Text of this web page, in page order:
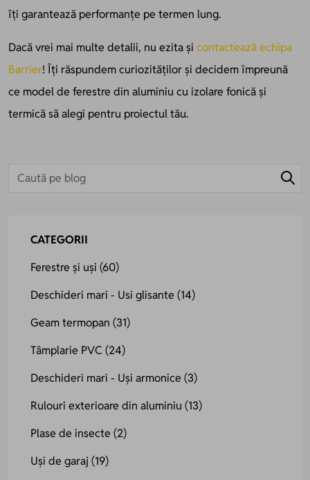
îți garantează performanțe pe termen lung.
Dacă vrei mai multe detalii, nu ezita și contactează echipa
Barrier! Îți răspundem curiozităților și decidem împreună
ce model de ferestre din aluminiu cu izolare fonică și
termică să alegi pentru proiectul tău.
CATEGORII
Ferestre și uși (60)
Deschideri mari - Usi glisante (14)
Geam termopan (31)
Tâmplarie PVC (24)
Deschideri mari - Uși armonice (3)
Rulouri exterioare din aluminiu(13)
Plase de insecte (2)
Uși de garaj(19)